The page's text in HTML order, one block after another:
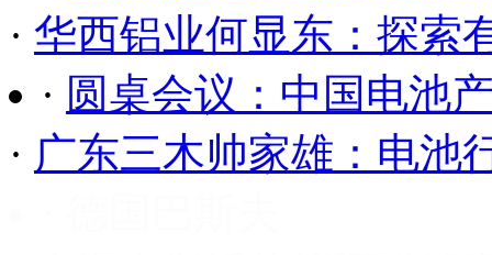
· 广东三木帅家雄：电池
· 比克蒋小娟：纯
电动个人乘用车的
· 四川能宝电源制造有
· 安徽天翔集团